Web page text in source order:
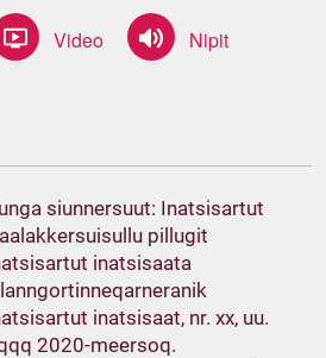
siunnersuut: Inatsisartut
pillugit
inatsisaata
inatsisaat, nr. xx, uu.
2020-meersoq.